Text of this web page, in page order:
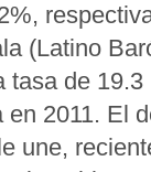
(Latino
tasa de
2011. El
une,